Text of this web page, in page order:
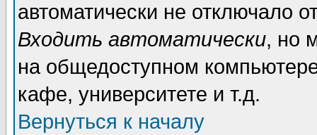
автоматически не отключало
Входить автоматически, но
на общедоступном
кафе, университете и т.д.
Вернуться к началу